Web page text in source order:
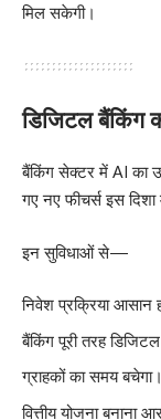
मिल सकेगी।
डिजिटल बैंकिंग
बैंकिंग सेक्टर में AI का
गए नए फीचर्स इस
इन सुविधाओं से—
निवेश प्रक्रिया आसान
बैंकिंग पूरी तरह
ग्राहकों का समय बचेगा।
वित्तीय योजना बनाना